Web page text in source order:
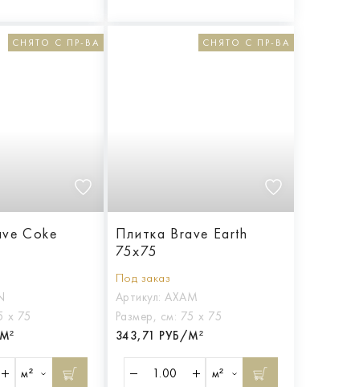
СНЯТО С ПР-ВА
Coke
х 75
м²
СНЯТО С ПР-ВА
Плитка Brave Earth
75x75
Под заказ
Артикул:AXAM
Размер, см: 75 х 75
343,71 РУБ/М²
м²